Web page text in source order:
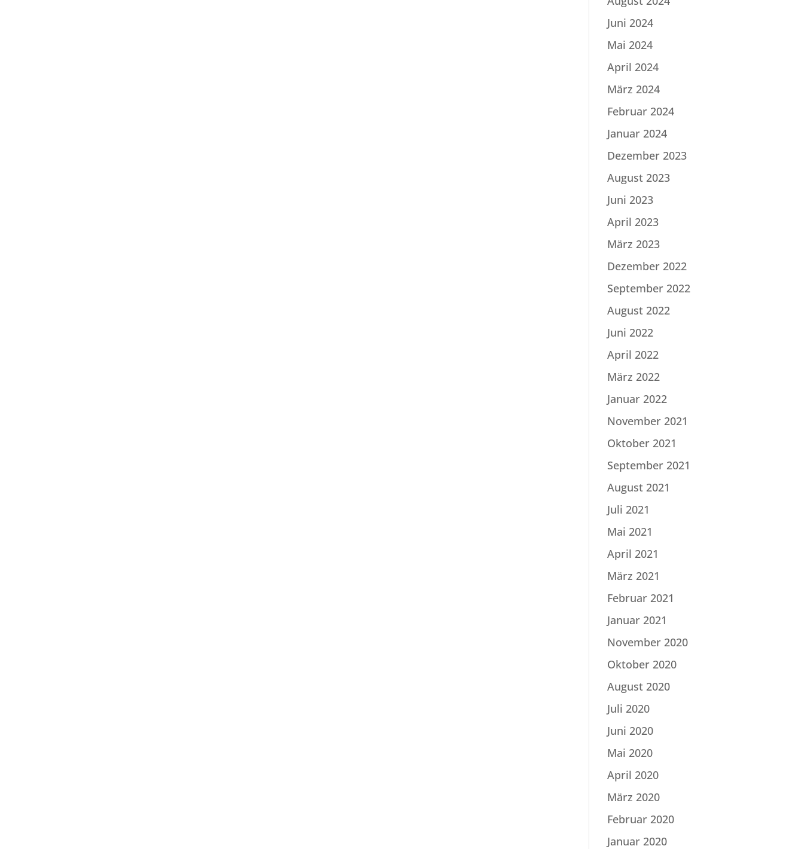
Juni 2024
Mai 2024
April 2024
März 2024
Februar 2024
Januar 2024
Dezember 2023
August 2023
Juni 2023
April 2023
März 2023
Dezember 2022
September 2022
August 2022
Juni 2022
April 2022
März 2022
Januar 2022
November 2021
Oktober 2021
September 2021
August 2021
Juli 2021
Mai 2021
April 2021
März 2021
Februar 2021
Januar 2021
November 2020
Oktober 2020
August 2020
Juli 2020
Juni 2020
Mai 2020
April 2020
März 2020
Februar 2020
Januar 2020